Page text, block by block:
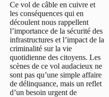
Ce vol de câble en cuivre et
les conséquences qui en
découlent nous rappellent
l’importance de la sécurité des
infrastructures et l’impact de la
criminalité sur la vie
quotidienne des citoyens. Les
scènes de ce vol audacieux ne
sont pas qu’une simple affaire
de délinquance, mais un reflet
d’un besoin urgent de